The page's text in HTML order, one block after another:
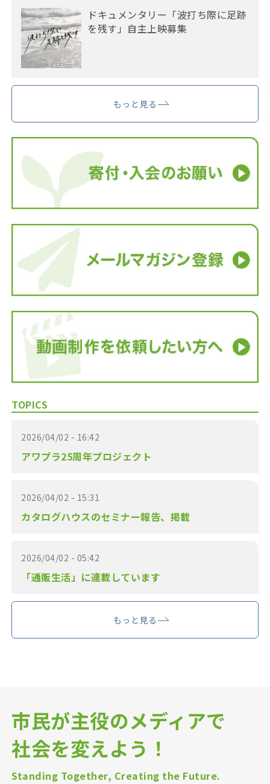
ドキュメンタリー「波打ち際に足跡
を残す」自主上映募集
もっと見る
TOPICS
2026/04/02 - 16:42
アワプラ25周年プロジェクト
2026/04/02 - 15:31
カタログハウスのセミナー報告、掲載
2026/04/02 - 05:42
「通販生活」に連載しています
もっと見る
市民が主役のメディアで
社会を変えよう！
Standing Together, Creating the Future.